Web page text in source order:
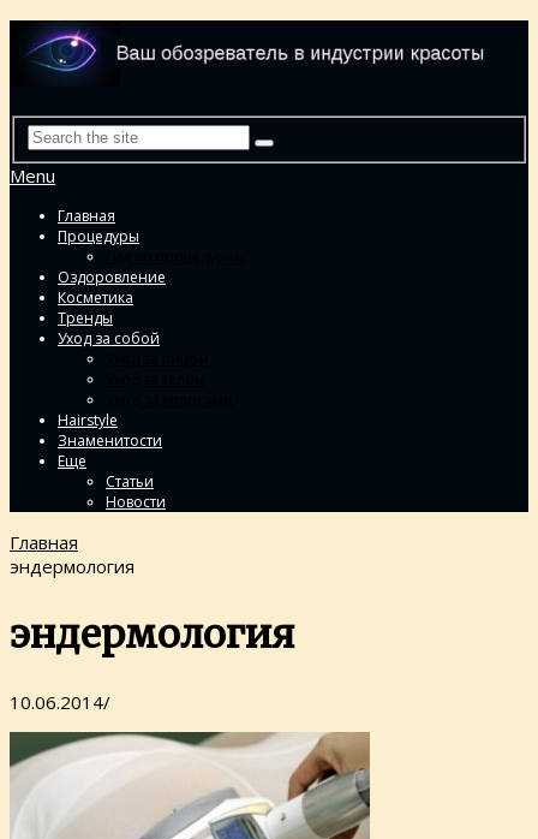
Menu
Главная
Процедуры
Оздоровление
Косметика
Тренды
Уход за собой
Hairstyle
Знаменитости
Еще
Статьи
Новости
Главная
эндермология
эндермология
10.06.2014/